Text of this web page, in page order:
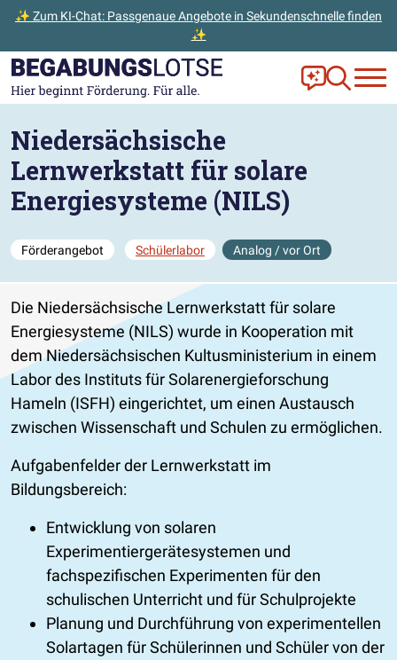
✨ Zum KI-Chat: Passgenaue Angebote in Sekundenschnelle finden
✨
Zum Hauptinhalt der Seite springen
Zur Startseite gehen Frag Ella!
Zur
Niedersächsische
Lernwerkstatt für solare
Energiesysteme (NILS)
Förderangebot Schülerlabor Analog / vor Ort
Die Niedersächsische Lernwerkstatt für solare
Energiesysteme (NILS) wurde in Kooperation mit
dem Niedersächsischen Kultusministerium in einem
Labor des Instituts für Solarenergieforschung
Hameln (ISFH) eingerichtet, um einen Austausch
zwischen Wissenschaft und Schulen zu ermöglichen.
Aufgabenfelder der Lernwerkstatt im
Bildungsbereich:
Entwicklung von solaren
Experimentiergerätesystemen und
fachspezifischen Experimenten für den
schulischen Unterricht und für Schulprojekte
Planung und Durchführung von experimentellen
Solartagen für Schülerinnen und Schüler von der